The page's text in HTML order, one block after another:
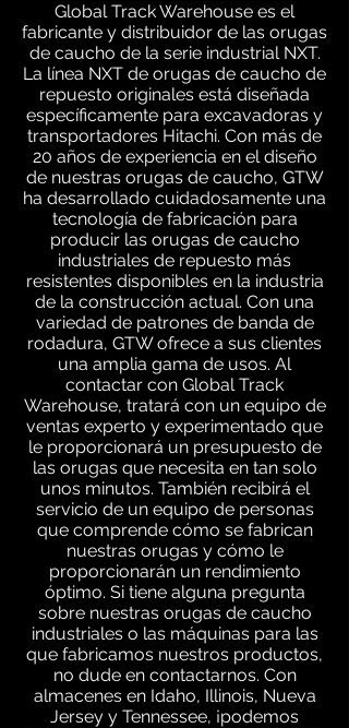
Global Track Warehouse es el
fabricante y distribuidor de las orugas
de caucho de la serie industrial NXT.
La línea NXT de orugas de caucho de
repuesto originales está diseñada
específicamente para excavadoras y
transportadores Hitachi. Con más de
20 años de experiencia en el diseño
de nuestras orugas de caucho, GTW
ha desarrollado cuidadosamente una
tecnología de fabricación para
producir las orugas de caucho
industriales de repuesto más
resistentes disponibles en la industria
de la construcción actual. Con una
variedad de patrones de banda de
rodadura, GTW ofrece a sus clientes
una amplia gama de usos. Al
contactar con Global Track
Warehouse, tratará con un equipo de
ventas experto y experimentado que
le proporcionará un presupuesto de
las orugas que necesita en tan solo
unos minutos. También recibirá el
servicio de un equipo de personas
que comprende cómo se fabrican
nuestras orugas y cómo le
proporcionarán un rendimiento
óptimo. Si tiene alguna pregunta
sobre nuestras orugas de caucho
industriales o las máquinas para las
que fabricamos nuestros productos,
no dude en contactarnos. Con
almacenes en Idaho, Illinois, Nueva
Jersey y Tennessee, ¡podemos